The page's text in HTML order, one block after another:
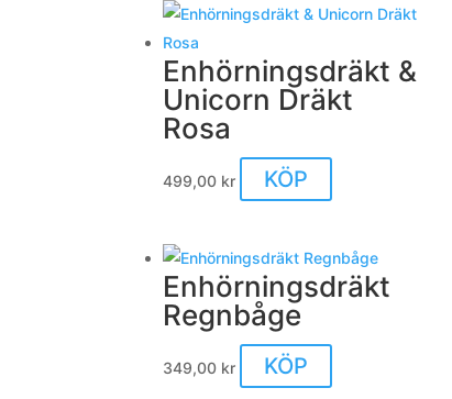
har
varianter.
De
alternativen
produktsidan
Enhörningsdräkt &
Unicorn Dräkt
Rosa
499,00 kr KÖP
här
har
flera
De
Enhörningsdräkt
Regnbåge
349,00 kr KÖP
här